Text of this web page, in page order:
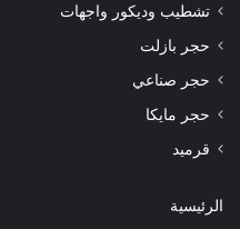
تشطيب وديكور واجهات
حجر بازلت
حجر صناعي
حجر مايكا
قرميد
الرئيسية